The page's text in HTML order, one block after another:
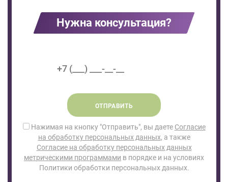
Нужна консультация?
ОТПРАВИТЬ
Нажимая на кнопку "Отправить", вы даете Согласие
на обработку персональных данных, а также
Согласие на обработку персональных данных
метрическими программами в порядке и на условиях
Политики обработки персональных данных.